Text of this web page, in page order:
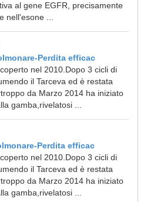
al gene EGFR, precisamente
nell'esone ...
Perdita efficac
nel 2010.Dopo 3 cicli di
il Tarceva ed è restata
da Marzo 2014 ha iniziato
gamba,rivelatosi ...
Perdita efficac
nel 2010.Dopo 3 cicli di
il Tarceva ed è restata
da Marzo 2014 ha iniziato
gamba,rivelatosi ...